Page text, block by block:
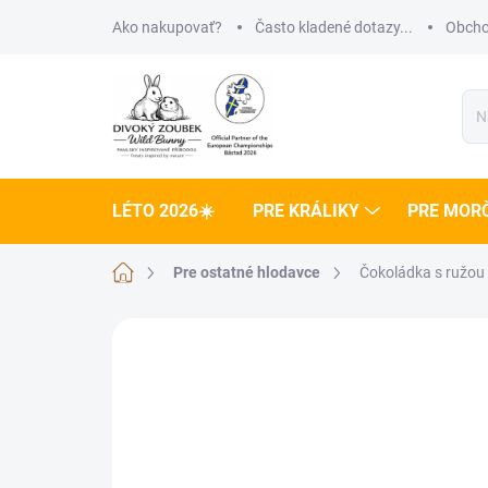
Ako nakupovať? Často kladené dotazy...
LÉTO 2026☀️ PRE KRÁLIKY PRE
DomovPre ostatné hlodavce Čokoládka s ružou